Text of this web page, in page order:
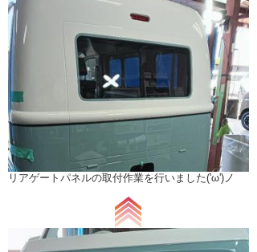
リアゲートパネルの取付作業を行いました('ω')ノ